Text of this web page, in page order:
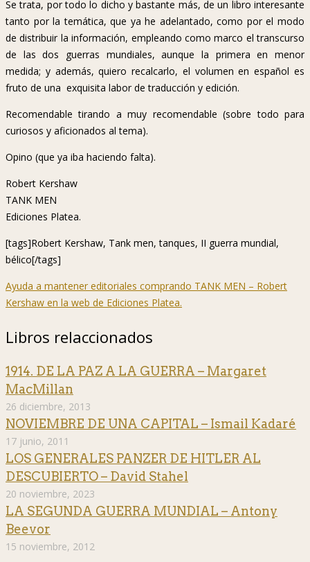
Se trata, por todo lo dicho y bastante más, de un libro interesante
tanto por la temática, que ya he adelantado, como por el modo
de distribuir la información, empleando como marco el transcurso
de las dos guerras mundiales, aunque la primera en menor
medida; y además, quiero recalcarlo, el volumen en español es
fruto de una exquisita labor de traducción y edición.
Recomendable tirando a muy recomendable (sobre todo para
curiosos y aficionados al tema).
Opino (que ya iba haciendo falta).
Robert Kershaw
TANK MEN
Ediciones Platea.
[tags]Robert Kershaw, Tank men, tanques, II guerra mundial,
bélico[/tags]
Ayuda a mantener editoriales comprando TANK MEN – Robert
Kershaw en la web de Ediciones Platea.
Libros relaccionados
1914. DE LA PAZ A LA GUERRA – Margaret
MacMillan
26 diciembre, 2013
NOVIEMBRE DE UNA CAPITAL – Ismail Kadaré
17 junio, 2011
LOS GENERALES PANZER DE HITLER AL
DESCUBIERTO – David Stahel
20 noviembre, 2023
LA SEGUNDA GUERRA MUNDIAL – Antony
Beevor
15 noviembre, 2012